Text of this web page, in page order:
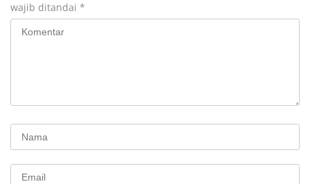
wajib ditandai *